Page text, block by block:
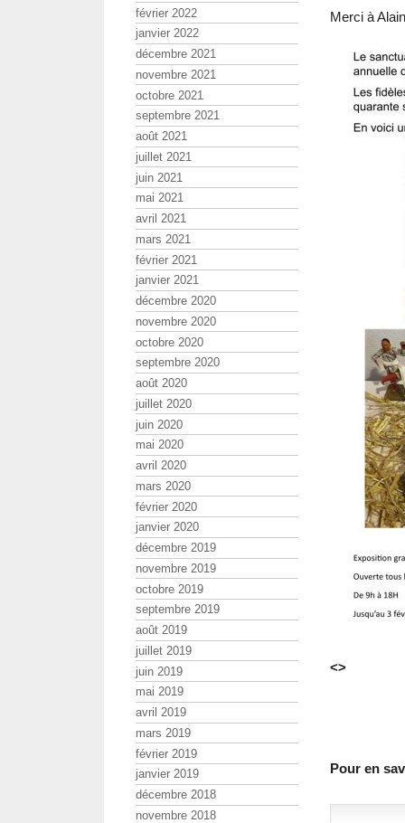
Merci à
<>
Pour en
février 2022
janvier 2022
décembre 2021
novembre 2021
octobre 2021
septembre 2021
août 2021
juillet 2021
juin 2021
mai 2021
avril 2021
mars 2021
février 2021
janvier 2021
décembre 2020
novembre 2020
octobre 2020
septembre 2020
août 2020
juillet 2020
juin 2020
mai 2020
avril 2020
mars 2020
février 2020
janvier 2020
décembre 2019
novembre 2019
octobre 2019
septembre 2019
août 2019
juillet 2019
juin 2019
mai 2019
avril 2019
mars 2019
février 2019
janvier 2019
décembre 2018
novembre 2018